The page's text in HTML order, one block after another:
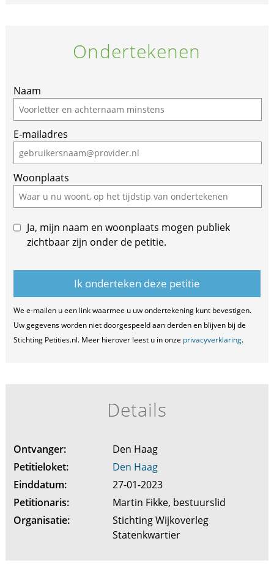
Ondertekenen
Naam
E-mailadres
Woonplaats
Ja, mijn naam en woonplaats mogen publiek
zichtbaar zijn onder de petitie.
We e-mailen u een link waarmee u uw ondertekening kunt bevestigen.
Uw gegevens worden niet doorgespeeld aan derden en blijven bij de
Stichting Petities.nl. Meer hierover leest u in onze privacyverklaring.
Details
Ontvanger:
Den Haag
Petitieloket:
Den Haag
Einddatum:
27-01-2023
Petitionaris:
Martin Fikke, bestuurslid
Organisatie:
Stichting Wijkoverleg
Statenkwartier